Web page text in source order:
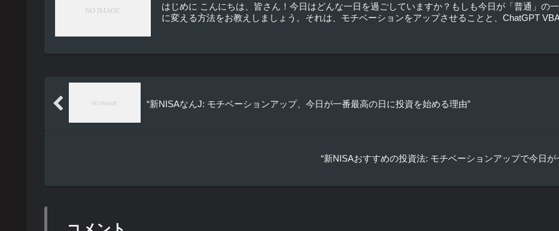
はじめに こんにちは、皆さん！今日はどんな一日を過ごしていますか？もしも今日が「普通」の
に変える方法をお教えしましょう。それは、モチベーションをアップさせることと、ChatGPT
“新NISAなんJ: モチベーションアップ、今日が一番最高の日に投資を始める理由”
“新NISAおすすめの投資法: モチベーションアップで今日